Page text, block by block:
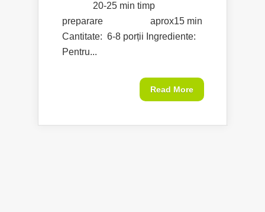
20-25 min timp
preparare aprox15 min
Cantitate: 6-8 porții Ingrediente:
Pentru...
Read More